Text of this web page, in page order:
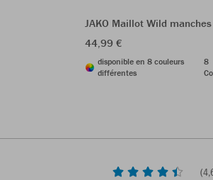
JAKO Maillot Wild
44,99 €
disponible en 8 couleurs
différentes
8
(